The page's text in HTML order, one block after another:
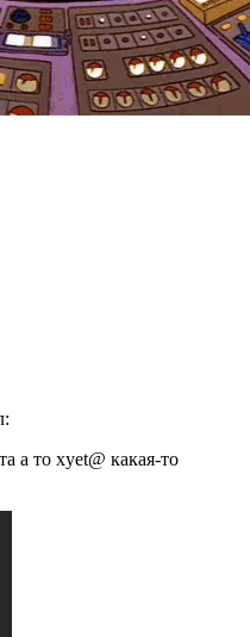
а то хyet@ какая-то